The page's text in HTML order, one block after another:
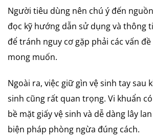
Người tiêu dùng nên chú ý đến
đọc kỹ hướng dẫn sử dụng và thông
để tránh nguy cơ gặp phải các vấn
mong muốn.
Ngoài ra, việc giữ gìn vệ sinh tay sau
sinh cũng rất quan trọng. Vi khuẩn
bề mặt giấy vệ sinh và dễ dàng lây
biện pháp phòng ngừa đúng cách.